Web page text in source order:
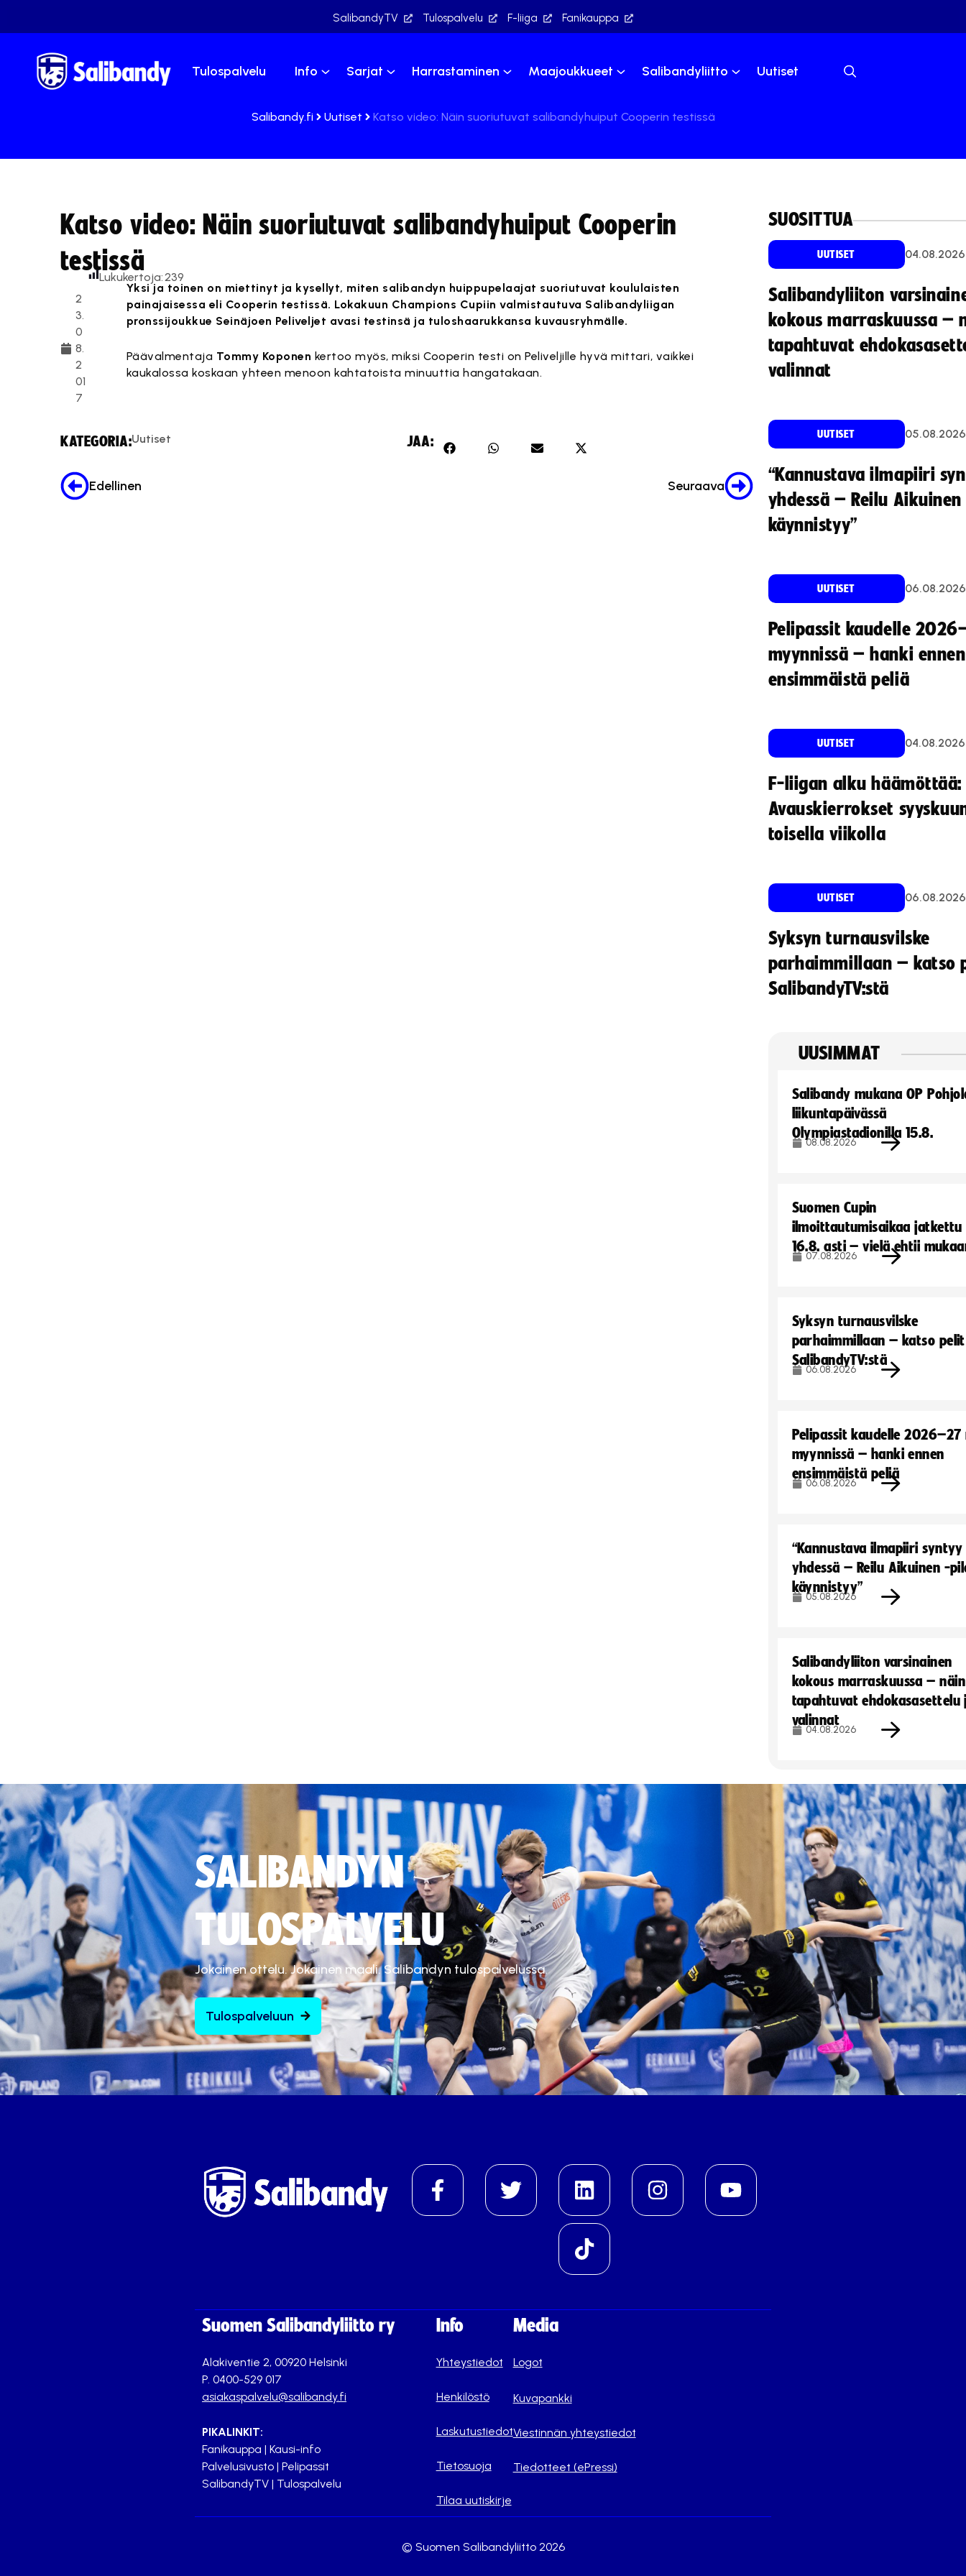
SalibandyTV Tulospalvelu F-liiga Fanikauppa
Tulospalvelu Info Sarjat Harrastaminen Maajoukkueet Salibandyliitto Uutiset
Salibandy.fi Uutiset Katso video: Näin suoriutuvat salibandyhuiput Cooperin testissä
Katso video: Näin suoriutuvat salibandyhuiput Cooperin
testissä
2
3.
0
8.
2
01
7
Lukukertoja:239
Yksi ja toinen on miettinyt ja kysellyt, miten salibandyn huippupelaajat suoriutuvat koululaisten
painajaisessa eli Cooperin testissä. Lokakuun Champions Cupiin valmistautuva Salibandyliigan
pronssijoukkue Seinäjoen Peliveljet avasi testinsä ja tuloshaarukkansa kuvausryhmälle.
Päävalmentaja Tommy Koponen kertoo myös, miksi Cooperin testi on Peliveljille hyvä mittari, vaikkei
kaukalossa koskaan yhteen menoon kahtatoista minuuttia hangatakaan.
KATEGORIA:Uutiset JAA:
Edellinen Seuraava
SUOSITTUA
UUTISET 04.08.2026
Salibandyliiton
kokous marraskuussa –
tapahtuvat
valinnat
UUTISET 05.08.2026
“Kannustava ilmapiiri
yhdessä – Reilu
käynnistyy”
UUTISET 06.08.2026
Pelipassit kaudelle
myynnissä – hanki ennen
ensimmäistä peliä
UUTISET 04.08.2026
F-liigan alku häämöttää:
Avauskierrokset
toisella viikolla
UUTISET 06.08.2026
Syksyn turnausvilske
parhaimmillaan – katso
SalibandyTV:stä
UUSIMMAT
Salibandy mukana OP
liikuntapäivässä
Olympiastadionilla 15.8.
08.08.2026
Suomen Cupin
ilmoittautumisaikaa jatkettu
16.8. asti – vielä ehtii
07.08.2026
Syksyn turnausvilske
parhaimmillaan – katso pelit
SalibandyTV:stä
06.08.2026
Pelipassit kaudelle
myynnissä – hanki ennen
ensimmäistä peliä
06.08.2026
“Kannustava ilmapiiri syntyy
yhdessä – Reilu Aikuinen -
käynnistyy”
05.08.2026
Salibandyliiton varsinainen
kokous marraskuussa – näin
tapahtuvat ehdokasasettelu
valinnat
04.08.2026
SALIBANDYN
TULOSPALVELU
Jokainen ottelu. Jokainen maali. Salibandyn tulospalvelussa.
Tulospalveluun
Suomen Salibandyliitto ry
Alakiventie 2, 00920 Helsinki
P. 0400-529 017
asiakaspalvelu@salibandy.fi
PIKALINKIT:
Fanikauppa | Kausi-info
Palvelusivusto | Pelipassit
SalibandyTV | Tulospalvelu
Info
Yhteystiedot
Henkilöstö
Laskutustiedot
Tietosuoja
Tilaa uutiskirje
Media
Logot
Kuvapankki
Viestinnän yhteystiedot
Tiedotteet (ePressi)
© Suomen Salibandyliitto 2026